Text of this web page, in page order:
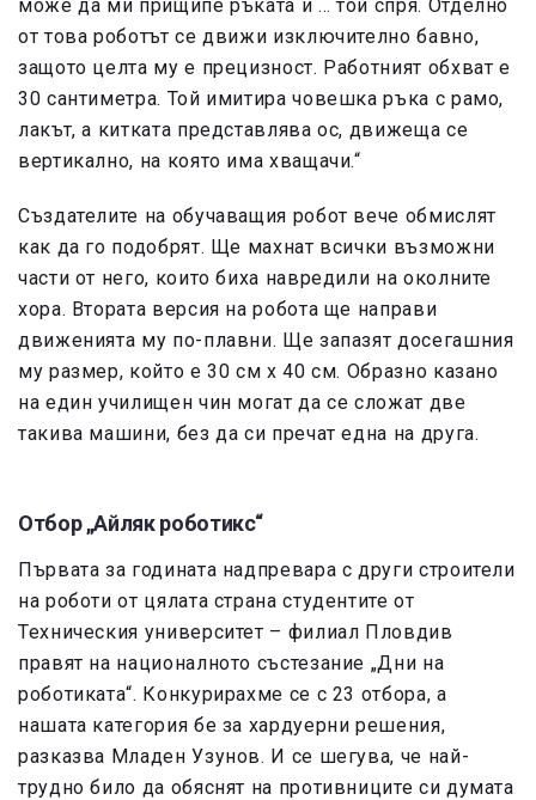
може да ми прищипе ръката и … той спря. Отделно
от това роботът се движи изключително бавно,
защото целта му е прецизност. Работният обхват е
30 сантиметра. Той имитира човешка ръка с рамо,
лакът, а китката представлява ос, движеща се
вертикално, на която има хващачи.“
Създателите на обучаващия робот вече обмислят
как да го подобрят. Ще махнат всички възможни
части от него, които биха навредили на околните
хора. Втората версия на робота ще направи
движенията му по-плавни. Ще запазят досегашния
му размер, който е 30 см х 40 см. Образно казано
на един училищен чин могат да се сложат две
такива машини, без да си пречат една на друга.
Отбор „Айляк роботикс“
Първата за годината надпревара с други строители
на роботи от цялата страна студентите от
Техническия университет – филиал Пловдив
правят на националното състезание „Дни на
роботиката“. Конкурирахме се с 23 отбора, а
нашата категория бе за хардуерни решения,
разказва Младен Узунов. И се шегува, че най-
трудно било да обяснят на противниците си думата